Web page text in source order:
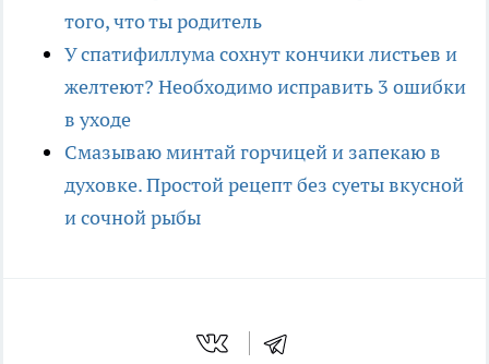
того, что ты родитель
У спатифиллума сохнут кончики листьев и
желтеют? Необходимо исправить 3 ошибки
в уходе
Смазываю минтай горчицей и запекаю в
духовке. Простой рецепт без суеты вкусной
и сочной рыбы